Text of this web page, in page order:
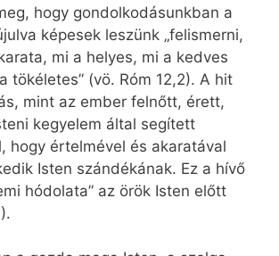
hogy gondolkodásunkban a
képesek leszünk „felismerni,
mi a helyes, mi a kedves
tökéletes” (vö. Róm 12,2). A hit
mint az ember felnőtt, érett,
kegyelem által segített
hogy értelmével és akaratával
Isten szándékának. Ez a hívő
hódolata” az örök Isten előtt